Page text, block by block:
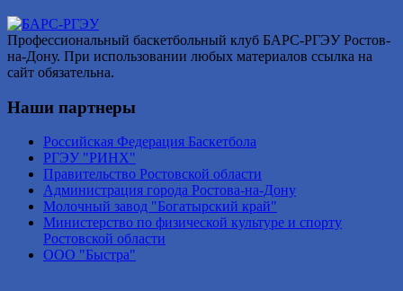
Профессиональный баскетбольный клуб БАРС-РГЭУ Ростов-
на-Дону. При использовании любых материалов ссылка на
сайт обязательна.
Наши партнеры
Российская Федерация Баскетбола
РГЭУ "РИНХ"
Правительство Ростовской области
Администрация города Ростова-на-Дону
Молочный завод "Богатырский край"
Министерство по физической культуре и спорту
Ростовской области
ООО "Быстра"